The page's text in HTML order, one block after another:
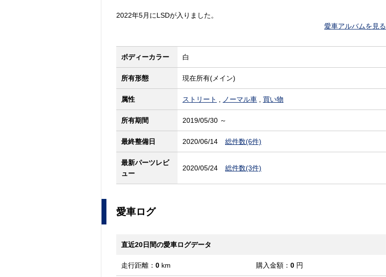
2022年5月にLSDが入りました。
愛車アルバムを見る
ボディーカラー 白
所有形態 現在所有(メイン)
属性 ストリート ノーマル車 買い物
所有期間 2019/05/30 ～
最終整備日 2020/06/14 総件数(6件)
最新パーツレビ
ュー
2020/05/24 総件数(3件)
愛車ログ
直近20日間の愛車ログデータ
走行距離： 0 km 購入金額： 0 円